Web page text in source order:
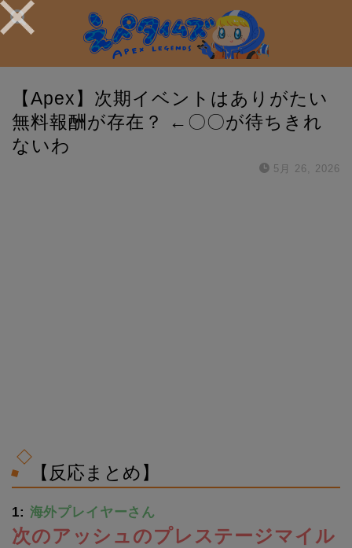
【Apex】次期イベントはありがたい
無料報酬が存在？ ←〇〇が待ちきれ
ないわ
5月 26, 2026
【反応まとめ】
1: 海外プレイヤーさん
次のアッシュのプレステージマイル